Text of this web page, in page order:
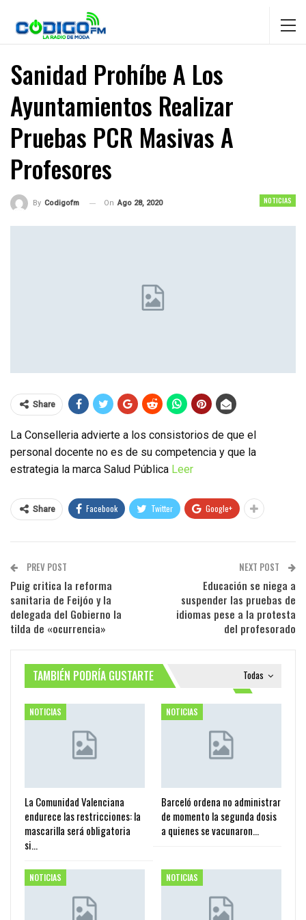
Sanidad Prohíbe A Los
Ayuntamientos Realizar
Pruebas PCR Masivas A
Profesores
NOTICIAS
By Codigofm On Ago 28, 2020
Share
La Conselleria advierte a los consistorios de que el
personal docente no es de su competencia y que la
estrategia la marca Salud Pública Leer
Share Facebook Twitter Google+
PREV POST
Puig critica la reforma
sanitaria de Feijóo y la
delegada del Gobierno la
tilda de «ocurrencia»
NEXT POST
Educación se niega a
suspender las pruebas de
idiomas pese a la protesta
del profesorado
Todas
TAMBIÉN PODRÍA GUSTARTE
NOTICIAS
La Comunidad Valenciana
endurece las restricciones: la
mascarilla será obligatoria
si…
NOTICIAS
Barceló ordena no administrar
de momento la segunda dosis
a quienes se vacunaron…
NOTICIAS NOTICIAS